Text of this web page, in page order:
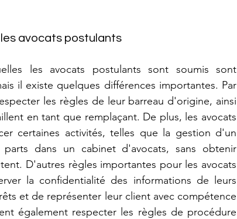
avocats postulants
les avocats postulants sont soumis sont
il existe quelques différences importantes. Par
les règles de leur barreau d'origine, ainsi
en tant que remplaçant. De plus, les avocats
certaines activités, telles que la gestion d'un
dans un cabinet d'avocats, sans obtenir
D'autres règles importantes pour les avocats
la confidentialité des informations de leurs
et de représenter leur client avec compétence
également respecter les règles de procédure